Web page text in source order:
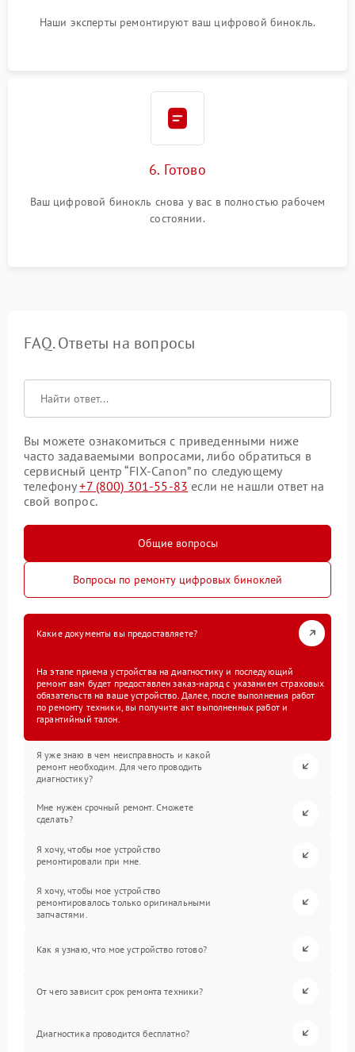
Наши эксперты ремонтируют ваш цифровой бинокль.
6. Готово
Ваш цифровой бинокль снова у вас в полностью рабочем
состоянии.
FAQ. Ответы на вопросы
Вы можете ознакомиться с приведенными ниже
часто задаваемыми вопросами, либо обратиться в
сервисный центр “FIX-Canon” по следующему
телефону+7 (800) 301-55-83 если не нашли ответ на
свой вопрос.
Общие вопросы
Вопросы по ремонту цифровых биноклей
Какие документы вы предоставляете?
На этапе приема устройства на диагностику и последующий
ремонт вам будет предоставлен заказ-наряд с указанием страховых
обязательств на ваше устройство. Далее, после выполнения работ
по ремонту техники, вы получите акт выполненных работ и
гарантийный талон.
Я уже знаю в чем неисправность и какой
ремонт необходим. Для чего проводить
диагностику?
Мне нужен срочный ремонт. Сможете
сделать?
Я хочу, чтобы мое устройство
ремонтировали при мне.
Я хочу, чтобы мое устройство
ремонтировалось только оригинальными
запчастями.
Как я узнаю, что мое устройство готово?
От чего зависит срок ремонта техники?
Диагностика проводится бесплатно?